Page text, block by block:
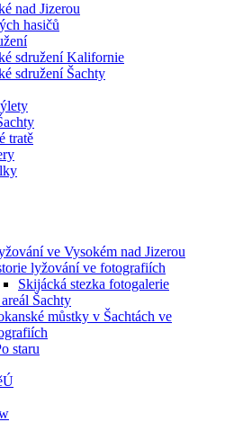
nad Jizerou
hasičů
sdružení Kalifornie
sdružení Šachty
tratě
ve Vysokém nad Jizerou
lyžování ve fotografiích
Skijácká stezka fotogalerie
Šachty
můstky v Šachtách ve
staru